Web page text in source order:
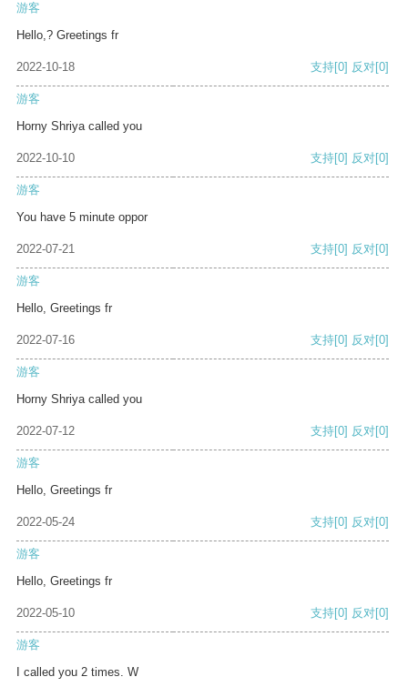
游客
Hello,? Greetings fr
2022-10-18 支持[0] 反对[0]
游客
Horny Shriya called you
2022-10-10 支持[0] 反对[0]
游客
You have 5 minute oppor
2022-07-21 支持[0] 反对[0]
游客
Hello, Greetings fr
2022-07-16 支持[0] 反对[0]
游客
Horny Shriya called you
2022-07-12 支持[0] 反对[0]
游客
Hello, Greetings fr
2022-05-24 支持[0] 反对[0]
游客
Hello, Greetings fr
2022-05-10 支持[0] 反对[0]
游客
I called you 2 times. W